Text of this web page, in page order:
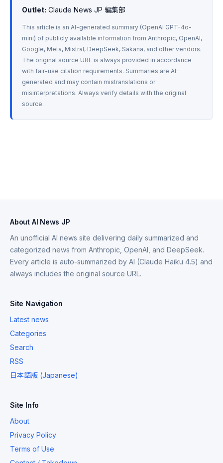
Outlet: Claude News JP 編集部
This article is an AI-generated summary (OpenAI GPT-4o-
mini) of publicly available information from Anthropic, OpenAI,
Google, Meta, Mistral, DeepSeek, Sakana, and other vendors.
The original source URL is always provided in accordance
with fair-use citation requirements. Summaries are AI-
generated and may contain mistranslations or
misinterpretations. Always verify details with the original
source.
About AI News JP
An unofficial AI news site delivering daily summarized and
categorized news from Anthropic, OpenAI, and DeepSeek.
Every article is auto-summarized by AI (Claude Haiku 4.5) and
always includes the original source URL.
Site Navigation
Latest news
Categories
Search
RSS
日本語版 (Japanese)
Site Info
About
Privacy Policy
Terms of Use